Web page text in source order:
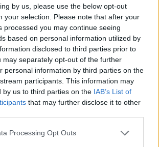
by us, please use the below opt-out
your selection. Please note that after your
processed you may continue seeing
based on personal information utilized by
disclosed to third parties prior to
may separately opt-out of the further
personal information by third parties on the
participants. This information may
by us to third parties on the IAB’s List of
that may further disclose it to other
Processing Opt Outs
kiek vėliau laukais
rudąją nufilmavo Švenčionyse,
pirmą kartą po daugiau nei
ir meškos jauniklis.
Daukšos, Lietuvos medžiotojų
vadovo, meškos jauniklį
Kiaulėnui pavyko
rajone, Mirabelio miške.